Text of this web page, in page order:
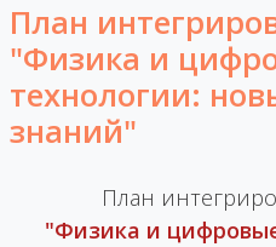
План
"Физика и
технологии:
знаний"
План
"Физика и